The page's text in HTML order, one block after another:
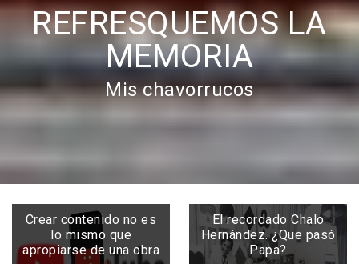
REFRESQUEMOS LA
MEMORIA
Mis chavorrucos
Crear contenido no es
lo mismo que
apropiarse de una obra
El recordado Chalo
Hernández. ¿Que pasó
Papa?